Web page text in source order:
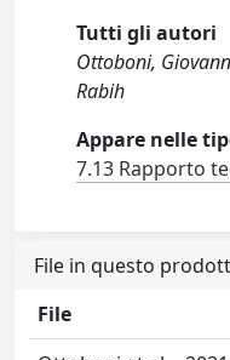
Tutti gli autori
Ottoboni,
Rabih
Appare nelle
7.13 Rapporto
File in questo
File